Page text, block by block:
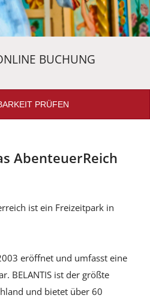
BUCHUNG
PRÜFEN
AbenteuerReich
ist ein Freizeitpark in
eröffnet und umfasst eine
BELANTIS ist der größte
und bietet über 60